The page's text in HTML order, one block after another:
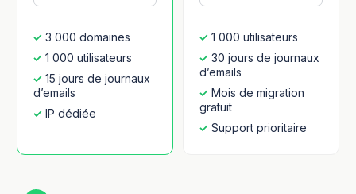
3 000 domaines
1 000 utilisateurs
15 jours de journaux
d’emails
IP dédiée
1 000 utilisateurs
30 jours de journaux
d’emails
Mois de migration
gratuit
Support prioritaire